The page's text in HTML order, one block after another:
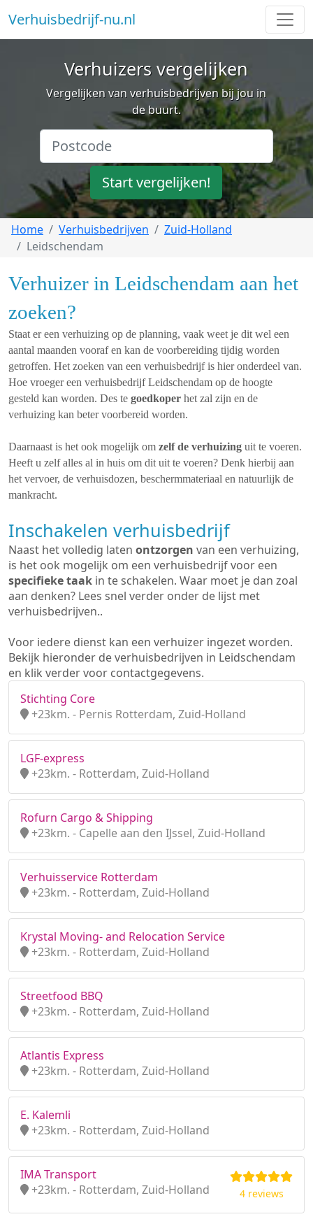
Verhuisbedrijf-nu.nl
Verhuizers vergelijken
Vergelijken van verhuisbedrijven bij jou in
de buurt.
Start vergelijken!
Home Verhuisbedrijven
Zuid-Holland
Leidschendam
Verhuizer in Leidschendam aan het
zoeken?
Staat er een verhuizing op de planning, vaak weet je dit wel een
aantal maanden vooraf en kan de voorbereiding tijdig worden
getroffen. Het zoeken van een verhuisbedrijf is hier onderdeel van.
Hoe vroeger een verhuisbedrijf Leidschendam op de hoogte
gesteld kan worden. Des te goedkoper het zal zijn en de
verhuizing kan beter voorbereid worden.
Daarnaast is het ook mogelijk om zelf de verhuizing uit te voeren.
Heeft u zelf alles al in huis om dit uit te voeren? Denk hierbij aan
het vervoer, de verhuisdozen, beschermmateriaal en natuurlijk de
mankracht.
Inschakelen verhuisbedrijf
Naast het volledig laten ontzorgen van een verhuizing,
is het ook mogelijk om een verhuisbedrijf voor een
specifieke taak in te schakelen. Waar moet je dan zoal
aan denken? Lees snel verder onder de lijst met
verhuisbedrijven..
Voor iedere dienst kan een verhuizer ingezet worden.
Bekijk hieronder de verhuisbedrijven in Leidschendam
en klik verder voor contactgegevens.
Stichting Core
+23km. - Pernis Rotterdam, Zuid-Holland
LGF-express
+23km. - Rotterdam, Zuid-Holland
Rofurn Cargo & Shipping
+23km. - Capelle aan den IJssel, Zuid-Holland
Verhuisservice Rotterdam
+23km. - Rotterdam, Zuid-Holland
Krystal Moving- and Relocation Service
+23km. - Rotterdam, Zuid-Holland
Streetfood BBQ
+23km. - Rotterdam, Zuid-Holland
Atlantis Express
+23km. - Rotterdam, Zuid-Holland
E. Kalemli
+23km. - Rotterdam, Zuid-Holland
IMA Transport
+23km. - Rotterdam, Zuid-Holland
4 reviews